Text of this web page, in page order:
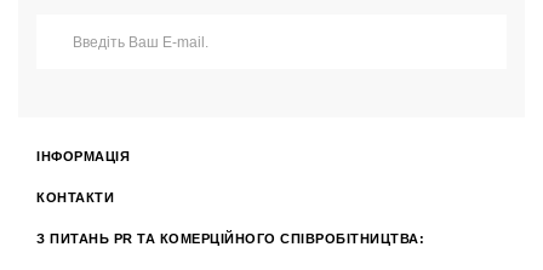
ІНФОРМАЦІЯ
КОНТАКТИ
З ПИТАНЬ PR ТА КОМЕРЦІЙНОГО СПІВРОБІТНИЦТВА: